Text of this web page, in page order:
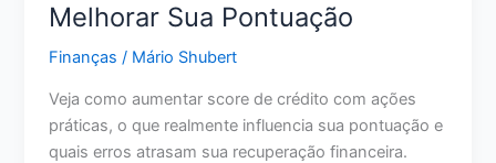
Avaliar
de
Escolher
em
2026
Melhorar Sua Pontuação
Finanças / Mário Shubert
Veja como aumentar score de crédito com ações
práticas, o que realmente influencia sua pontuação e
quais erros atrasam sua recuperação financeira.